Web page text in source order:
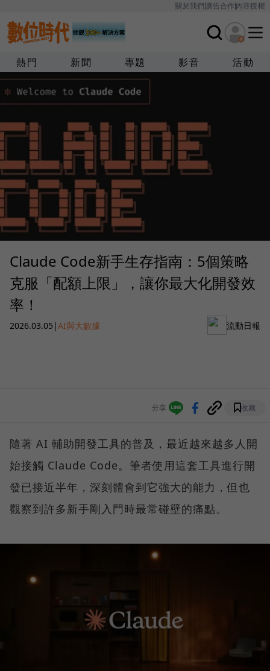
關於我們廣告合作內容授權
熱門 新聞 專題 影音 活動
Claude Code新手生存指南：5個策略
克服「配額上限」，讓你最大化開發效
率！
2026.03.05 |AI與大數據 流動日報
分享 收藏
隨著 AI 輔助開發工具的普及，最近越來越多人開
始接觸 Claude Code。筆者使用這套工具進行開
發已接近半年，深刻體會到它強大的能力，但也
觀察到許多新手剛入門時最常碰壁的痛點。